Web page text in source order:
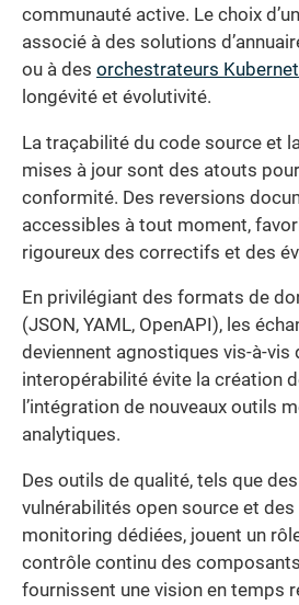
communauté active. Le choix
associé à des solutions
ou à des orchestrateurs
longévité et évolutivité.
La traçabilité du code source et
mises à jour sont des atouts
conformité. Des reversions
accessibles à tout moment,
rigoureux des correctifs et des
En privilégiant des formats de
(JSON, YAML, OpenAPI), les
deviennent agnostiques vis-à-vis
interopérabilité évite la création
l’intégration de nouveaux outils
analytiques.
Des outils de qualité, tels que
vulnérabilités open source et
monitoring dédiées, jouent un
contrôle continu des
fournissent une vision en temps